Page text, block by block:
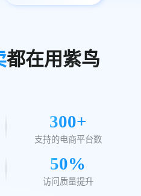
都在用紫鸟
300+
支持的电商平台数
50%
访问质量提升